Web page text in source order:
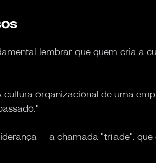
lembrar que quem cria a
organizacional de uma
– a chamada "tríade", que